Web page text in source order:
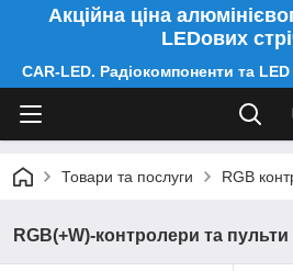
Акційна ціна
LEDових
CAR-LED. Радіокомпоненти та LED
Товари та послуги RGB
RGB(+W)-контролери та пульти